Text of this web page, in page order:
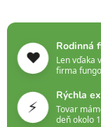
❤️
Rodinná
Len vďaka
firma
⚡
Rýchla
Tovar
deň okolo